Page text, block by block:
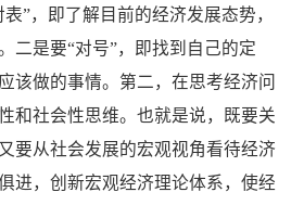
”，即了解目前的经济发展态势，
二是要“对号”，即找到自己的定
该做的事情。第二，在思考经济问
和社会性思维。也就是说，既要关
要从社会发展的宏观视角看待经济
进，创新宏观经济理论体系，使经